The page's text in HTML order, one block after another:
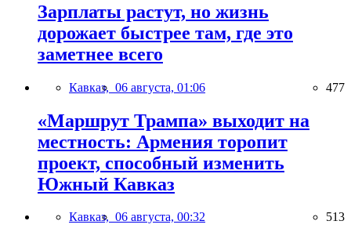
Зарплаты растут, но жизнь
дорожает быстрее там, где это
заметнее всего
Кавказ, 06 августа, 01:06 477
«Маршрут Трампа» выходит на
местность: Армения торопит
проект, способный изменить
Южный Кавказ
Кавказ, 06 августа, 00:32 513